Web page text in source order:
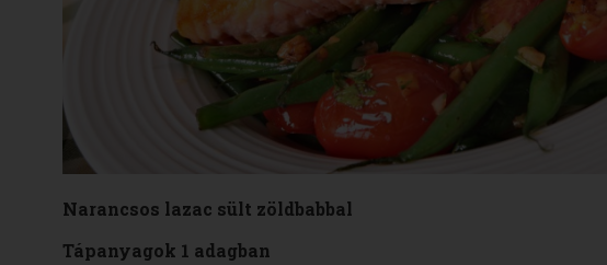
Narancsos lazac sült zöldbabbal
Tápanyagok 1 adagban